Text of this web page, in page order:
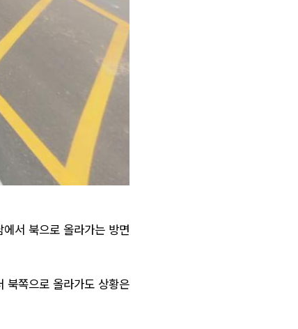
서 북으로 올라가는 방면
북쪽으로 올라가도 상황은